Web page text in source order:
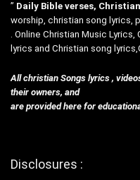
” Daily Bible verses,
worship, christian song lyrics,
. Online Christian Music
lyrics and Christian song
All christian Songs lyrics ,
their owners, and
are provided here for
Disclosures :